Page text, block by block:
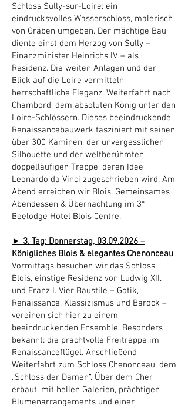
Schloss Sully-sur-Loire: ein
eindrucksvolles Wasserschloss, malerisch
von Gräben umgeben. Der mächtige Bau
diente einst dem Herzog von Sully –
Finanzminister Heinrichs IV. – als
Residenz. Die weiten Anlagen und der
Blick auf die Loire vermitteln
herrschaftliche Eleganz. Weiterfahrt nach
Chambord, dem absoluten König unter den
Loire-Schlössern. Dieses beeindruckende
Renaissancebauwerk fasziniert mit seinen
über 300 Kaminen, der unvergesslichen
Silhouette und der weltberühmten
doppelläufigen Treppe, deren Idee
Leonardo da Vinci zugeschrieben wird. Am
Abend erreichen wir Blois. Gemeinsames
Abendessen & Übernachtung im 3*
Beelodge Hotel Blois Centre.
► 3. Tag: Donnerstag, 03.09.2026 –
Königliches Blois & elegantes Chenonceau
Vormittags besuchen wir das Schloss
Blois, einstige Residenz von Ludwig XII.
und Franz I. Vier Baustile – Gotik,
Renaissance, Klassizismus und Barock –
vereinen sich hier zu einem
beeindruckenden Ensemble. Besonders
bekannt: die prachtvolle Freitreppe im
Renaissanceflügel. Anschließend
Weiterfahrt zum Schloss Chenonceau, dem
„Schloss der Damen“. Über dem Cher
erbaut, mit hellen Galerien, prächtigen
Blumenarrangements und einer